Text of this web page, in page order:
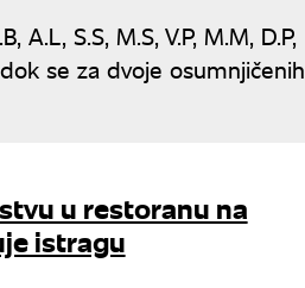
S.S, M.S, V.P, M.M, D.P,
dok se za dvoje osumnjičenih
u restoranu na
istragu